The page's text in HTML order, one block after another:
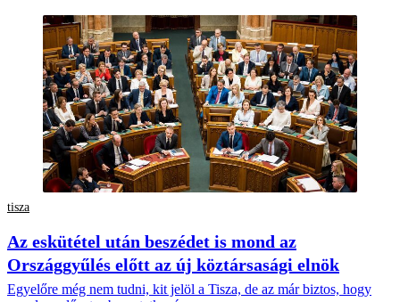
tisza
Az eskütétel után beszédet is mond az
Országgyűlés előtt az új köztársasági elnök
Egyelőre még nem tudni, kit jelöl a Tisza, de az már biztos, hogy